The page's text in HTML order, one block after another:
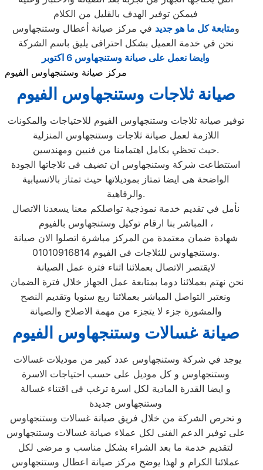
فيمكن توفير الهدف بالقليل من الكلام
ومتابعة كل ما هو جديد في مركز صيانة أعطال وستنجهاوس
نحن في خدمة العميل بشكل احترافى يليق باسم الشركة
وايضا نعمل على صيانة وستنجهاوس 6 اكتوبر
مركز صيانة وستنجهاوس الفيوم
صيانة ثلاجات وستنجهاوس الفيوم
توفير صيانة ثلاجات وستنجهاوس الفيوم للاحتياجات والمكونات
اللازمة لعمل صيانة ثلاجات وستنجهاوس المنزلية
حيث تحظي بكامل اهتمامنا من فنيين ومهندسين.
استتطاعت شركة وستنجهاوس ان تضيف فى ثلاجاتها الجودة
الواضحة هى ايضا تمتاز بموديلاتها حيث تمتاز بالانسيابية
والرفاهية.
نأمل في تقديم خدمة نموذجية تواصلكم معنا يسعدنا الاتصال
المباشر بنا ارقام توكيل وستنجهاوس بالفيوم ،
شهادة ضمان معتمدة من المركز مباشرة اتصلوا الان صيانة
وستنجهاوس للثلاجات في الفيوم 01010916814.
لايقتصر الاتصال بعملائنا اثناء فترة عمل الصيانة
نحن نهتم بعملائنا دوما بمتابعة عمل الجهاز خلال فترة الضمان
ونعتبر التواصل المباشر بعملائنا ربع سنويا وتقديم النصح
والمشورة جزء لا يتجزء من مهمة الاصلاح والصيانة
صيانة غسالات وستنجهاوس الفيوم
وستنجهاوس و كل موديل على حسب احتياجات الاسرة
و ايضا القدرة المادية لكل اسرة ترغب فى اقتناء غسالة
وستنجهاوس جديدة
و تحرص الشركة من خلال فريق صيانة غسالات وستنجهاوس
على توفير الدعم الفنى لكل عملاء صيانة غسالات وستنجهاوس
لتقديم خدمة ما بعد الشراء بشكل مناسب و مرضى لكل
عملائنا الكرام و لهذا يوضح مركز صيانة اعطال وستنجهاوس